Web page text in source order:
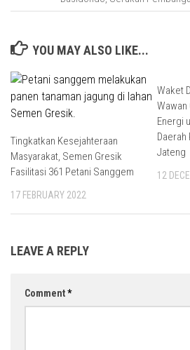
YOU MAY ALSO LIKE...
Tingkatkan Kesejahteraan
Masyarakat, Semen Gresik
Fasilitasi 361 Petani Sanggem
17 FEBRUARY 2022
Waket
Wawan
Energi
Daerah
Jateng
12
LEAVE A REPLY
Comment*